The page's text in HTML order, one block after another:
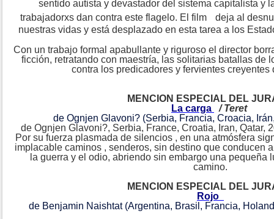
sentido autista y devastador del sistema capitalista y
trabajadorxs dan contra este flagelo. El film
deja al
nuestras vidas y está desplazado en esta tarea a los
Con un trabajo formal apabullante y riguroso el director
ficción, retratando con maestría, las solitarias batallas de
contra los predicadores y fervientes creyentes
MENCION ESPECIAL DEL
La carga
/ Teret
de Ognjen Glavoni? (Serbia, Francia, Croacia,
de Ognjen Glavoni?, Serbia, France, Croatia, Iran, Qatar,
Por su fuerza plasmada de silencios , en una atmósfera
implacable caminos , senderos, sin destino que conducen
la guerra y el odio, abriendo sin embargo una pequeña
camino.
MENCION ESPECIAL DEL
Rojo
de Benjamin Naishtat (Argentina, Brasil, Francia,